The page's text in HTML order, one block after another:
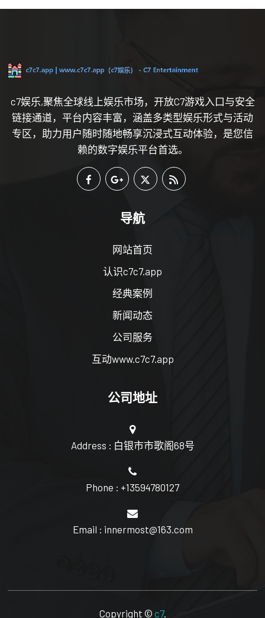
c7娱乐,聚焦全球线上娱乐市场，开放C7游戏入口与安全
链接通道，平台内容丰富，涵盖多类型娱乐形式与活动
专区，助力用户随时随地畅享沉浸式互动体验，是您信
赖的数字娱乐平台首选。
导航
网站首页
认识c7c7.app
经典案例
新闻动态
公司服务
互动www.c7c7.app
公司地址
Address : 白银市市歌阁68号
Phone : +13594780127
Email : innermost@163.com
Copyright © c7.